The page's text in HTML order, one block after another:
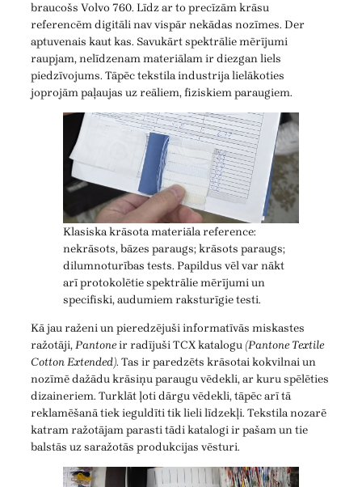
braucošs Volvo 760. Līdz ar to precīzām krāsu
referencēm digitāli nav vispār nekādas nozīmes. Der
aptuvenais kaut kas. Savukārt spektrālie mērījumi
raupjam, nelīdzenam materiālam ir diezgan liels
piedzīvojums. Tāpēc tekstila industrija lielākoties
joprojām paļaujas uz reāliem, fiziskiem paraugiem.
Klasiska krāsota materiāla reference:
nekrāsots, bāzes paraugs; krāsots paraugs;
dilumnoturības tests. Papildus vēl var nākt
arī protokolētie spektrālie mērījumi un
specifiski, audumiem raksturīgie testi.
Kā jau raženi un pieredzējuši informatīvās miskastes
ražotāji,Pantoneir radījuši TCX katalogu (Pantone Textile
Cotton Extended). Tas ir paredzēts krāsotai kokvilnai un
nozīmē dažādu krāsiņu paraugu vēdekli, ar kuru spēlēties
dizaineriem. Turklāt ļoti dārgu vēdekli, tāpēc arī tā
reklamēšanā tiek ieguldīti tik lieli līdzekļi. Tekstila nozarē
katram ražotājam parasti tādi katalogi ir pašam un tie
balstās uz saražotās produkcijas vēsturi.